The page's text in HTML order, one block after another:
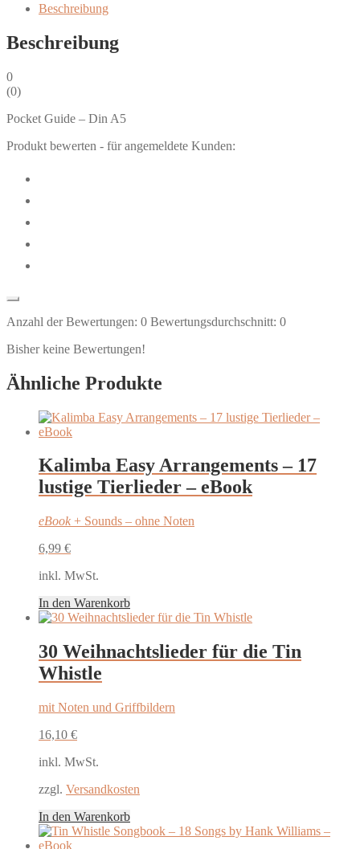
Beschreibung
Beschreibung
0
(0)
Pocket Guide – Din A5
Produkt bewerten - für angemeldete Kunden:
Anzahl der Bewertungen: 0 Bewertungsdurchschnitt: 0
Bisher keine Bewertungen!
Ähnliche Produkte
Kalimba Easy Arrangements – 17
lustige Tierlieder – eBook
eBook + Sounds – ohne Noten
6,99 €
inkl. MwSt.
In den Warenkorb
30 Weihnachtslieder für die Tin
Whistle
mit Noten und Griffbildern
16,10 €
inkl. MwSt.
zzgl. Versandkosten
In den Warenkorb